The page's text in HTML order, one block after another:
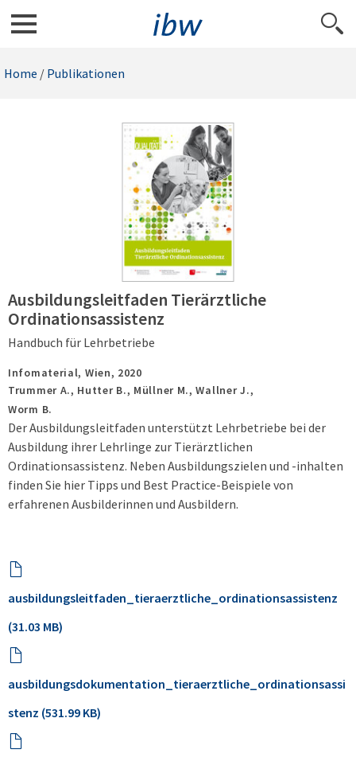
Home / Publikationen
Ausbildungsleitfaden Tierärztliche
Ordinationsassistenz
Handbuch für Lehrbetriebe
Infomaterial, Wien, 2020
Trummer A., Hutter B., Müllner M., Wallner J.,
Worm B.
Der Ausbildungsleitfaden unterstützt Lehrbetriebe bei der
Ausbildung ihrer Lehrlinge zur Tierärztlichen
Ordinationsassistenz. Neben Ausbildungszielen und -inhalten
finden Sie hier Tipps und Best Practice-Beispiele von
erfahrenen Ausbilderinnen und Ausbildern.
ausbildungsleitfaden_tieraerztliche_ordinationsassistenz
(31.03 MB)
ausbildungsdokumentation_tieraerztliche_ordinationsassi
stenz (531.99 KB)